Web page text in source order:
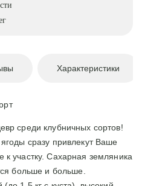
Характеристики
среди клубничных сортов!
сразу привлекут Ваше
участку. Сахарная земляника
больше и больше.